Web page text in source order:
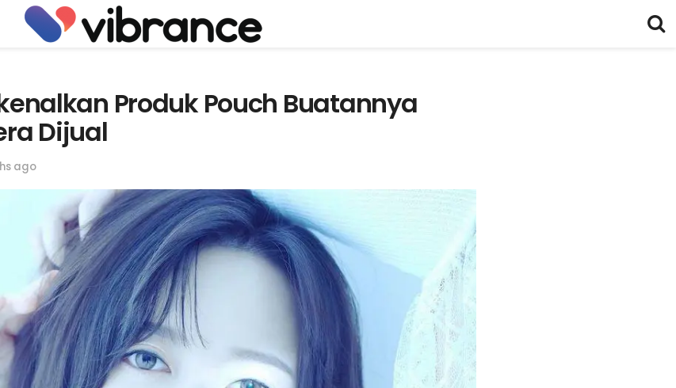
Produk Pouch Buatannya
Dijual
ago